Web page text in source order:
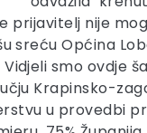
prijavitelj nije
sreću Općina
smo ovdje
Krapinsko-
u provedbi